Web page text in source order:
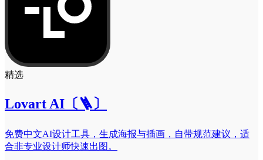
精选
Lovart AI〔🪜〕
免费中文AI设计工具，生成海报与插画，自带规范建议，适
合非专业设计师快速出图。